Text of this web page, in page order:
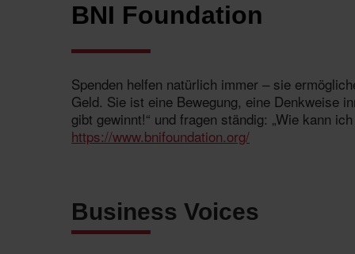
BNI Foundation
Spenden helfen natürlich immer – sie
Geld. Sie ist eine Bewegung, eine Denkweise
gibt gewinnt!“ und fragen ständig: „Wie kann
https://www.bnifoundation.org/
Business Voices